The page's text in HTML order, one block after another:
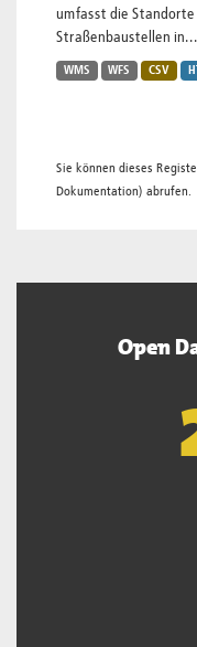
umfasst die
Straßenbaustellen in...
WMS WFS CSV
Sie können dieses
Dokumentation) abrufen.
Open